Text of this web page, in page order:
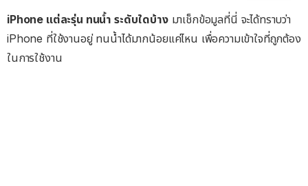
iPhone แต่ละรุ่น ทนน้ำ ระดับใดบ้างมาเช็กข้อมูลที่นี่ จะได้ทราบว่า
iPhone ที่ใช้งานอยู่ ทนน้ำได้มากน้อยแค่ไหน เพื่อความเข้าใจที่ถูกต้อง
ในการใช้งาน